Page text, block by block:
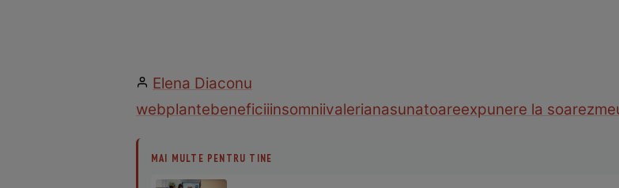
Elena Diaconu
webplantebeneficiiinsomniivalerianasunatoareexpunere la soare
MAI MULTE PENTRU TINE